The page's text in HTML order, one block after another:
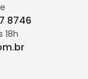
8746
18h